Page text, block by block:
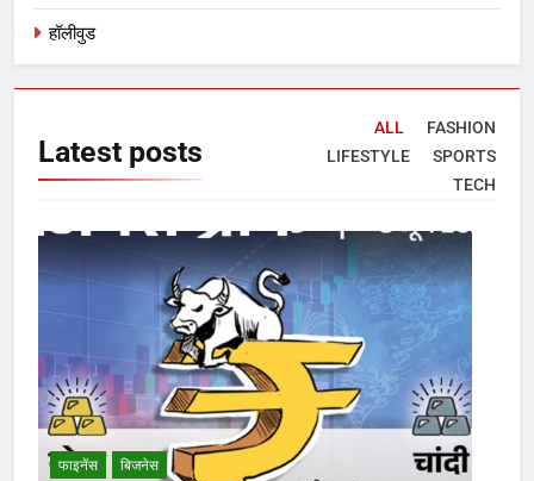
हॉलीवुड
Latest posts
ALL
FASHION
LIFESTYLE
SPORTS
TECH
फाइनेंस बिजनेस